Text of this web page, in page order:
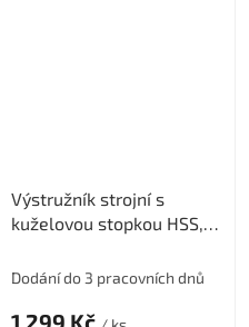
Výstružník strojní s
kuželovou stopkou HSS,
Dodání do 3 pracovních dnů
1 299 Kč